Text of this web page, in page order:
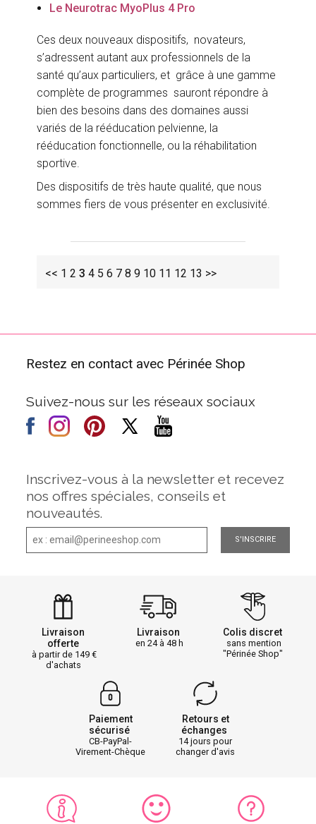
Le Neurotrac MyoPlus 4 Pro
Ces deux nouveaux dispositifs, novateurs,
s’adressent autant aux professionnels de la
santé qu’aux particuliers, et grâce à une gamme
complète de programmes sauront répondre à
bien des besoins dans des domaines aussi
variés de la rééducation pelvienne, la
rééducation fonctionnelle, ou la réhabilitation
sportive.
Des dispositifs de très haute qualité, que nous
sommes fiers de vous présenter en exclusivité.
<< 1 2 3 4 5 6 7 8 9 10 11 12 13 >>
Restez en contact avec Périnée Shop
Suivez-nous sur les réseaux sociaux
Inscrivez-vous à la newsletter et recevez
nos offres spéciales, conseils et
nouveautés.
S'INSCRIRE
Livraison
offerte
à partir de 149
d'achats
Livraison
en 24 à 48 h
Colis discret
sans mention
"Périnée Shop"
Paiement
sécurisé
CB-PayPal-
Virement-Chèque
Retours et
échanges
14 jours pour
changer d'avis